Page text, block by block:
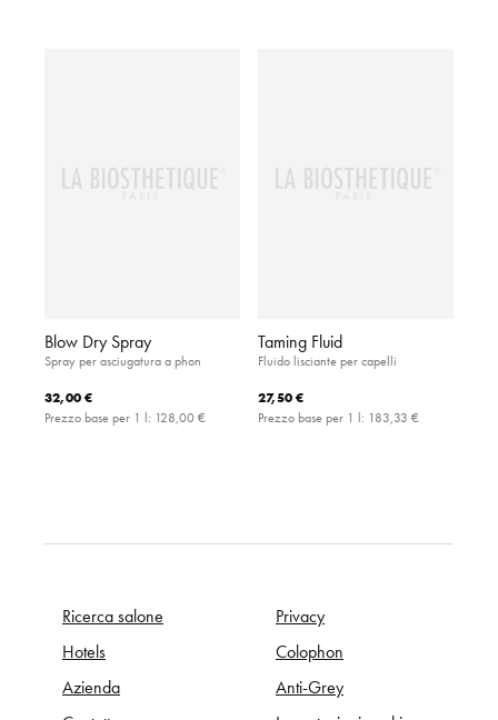
Blow Dry Spray
Spray per asciugatura a phon
32,00 €
Prezzo base per 1 l: 128,00 €
Taming Fluid
Fluido lisciante per capelli
27,50 €
Prezzo base per 1 l: 183,33 €
Ricerca salone
Hotels
Azienda
Privacy
Colophon
Anti-Grey